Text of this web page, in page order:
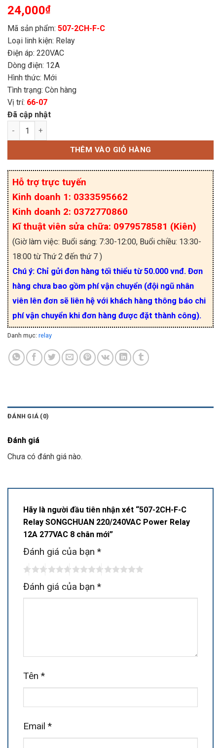
24,000₫
Mã sản phẩm: 507-2CH-F-C
Loại linh kiện: Relay
Điện áp: 220VAC
Dòng điện: 12A
Hình thức: Mới
Tình trạng: Còn hàng
Vị trí: 66-07
Đã cập nhật
507-2CH-F-C Relay SONGCHUAN 220/240VAC
THÊM VÀO GIỎ HÀNG
Hỗ trợ trực tuyến
Kinh doanh 1: 0333595662
Kinh doanh 2: 0372770860
Kĩ thuật viên sửa chữa: 0979578581 (Kiên)
(Giờ làm việc: Buổi sáng: 7:30-12:00, Buổi chiều: 13:30-
18:00 từ Thứ 2 đến thứ 7 )
Chú ý: Chỉ gửi đơn hàng tối thiểu từ 50.000 vnđ. Đơn
hàng chưa bao gồm phí vận chuyển (đội ngũ nhân
viên lên đơn sẽ liên hệ với khách hàng thông báo chi
phí vận chuyển khi đơn hàng được đặt thành công).
Danh mục: relay
ĐÁNH GIÁ (0)
Đánh giá
Chưa có đánh giá nào.
Hãy là người đầu tiên nhận xét “507-2CH-F-C
Relay SONGCHUAN 220/240VAC Power Relay
12A 277VAC 8 chân mới”
Đánh giá của bạn *
Đánh giá của bạn *
Tên *
Email *